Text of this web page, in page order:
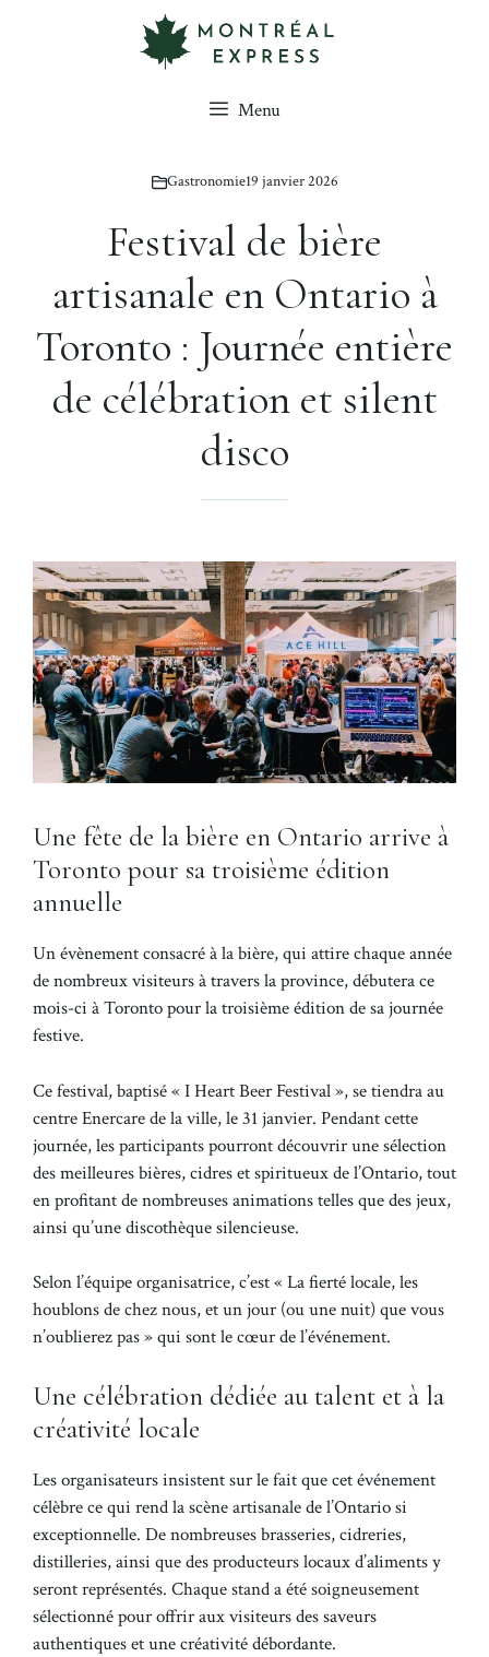
Menu
Gastronomie19 janvier 2026
Festival de bière
artisanale en Ontario à
Toronto : Journée entière
de célébration et silent
disco
Une fête de la bière en Ontario arrive à
Toronto pour sa troisième édition
annuelle
Un évènement consacré à la bière, qui attire chaque année
de nombreux visiteurs à travers la province, débutera ce
mois-ci à Toronto pour la troisième édition de sa journée
festive.
Ce festival, baptisé « I Heart Beer Festival », se tiendra au
centre Enercare de la ville, le 31 janvier. Pendant cette
journée, les participants pourront découvrir une sélection
des meilleures bières, cidres et spiritueux de l’Ontario, tout
en profitant de nombreuses animations telles que des jeux,
ainsi qu’une discothèque silencieuse.
Selon l’équipe organisatrice, c’est « La fierté locale, les
houblons de chez nous, et un jour (ou une nuit) que vous
n’oublierez pas » qui sont le cœur de l’événement.
Une célébration dédiée au talent et à la
créativité locale
Les organisateurs insistent sur le fait que cet événement
célèbre ce qui rend la scène artisanale de l’Ontario si
exceptionnelle. De nombreuses brasseries, cidreries,
distilleries, ainsi que des producteurs locaux d’aliments y
seront représentés. Chaque stand a été soigneusement
sélectionné pour offrir aux visiteurs des saveurs
authentiques et une créativité débordante.